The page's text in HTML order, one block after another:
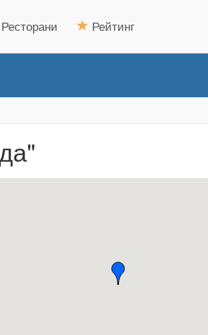
Ресторани Рейтинг